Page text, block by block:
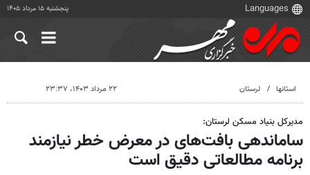
پنجشنبه ۱۵ مرداد ۱۴۰۵
استانها لرستان ۲۲ مرداد ۱۴۰۳، ۲۳:۳۷
مدیرکل بنیاد مسکن لرستان:
ساماندهی بافت‌های در معرض خطر نیازمند
برنامه مطالعاتی دقیق است